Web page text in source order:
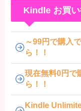
Kindle お買
～99円で購入
ら！！
現在無料0円で
ら！！
Kindle